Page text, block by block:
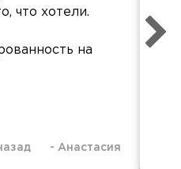
что хотели.
на
- Анастасия